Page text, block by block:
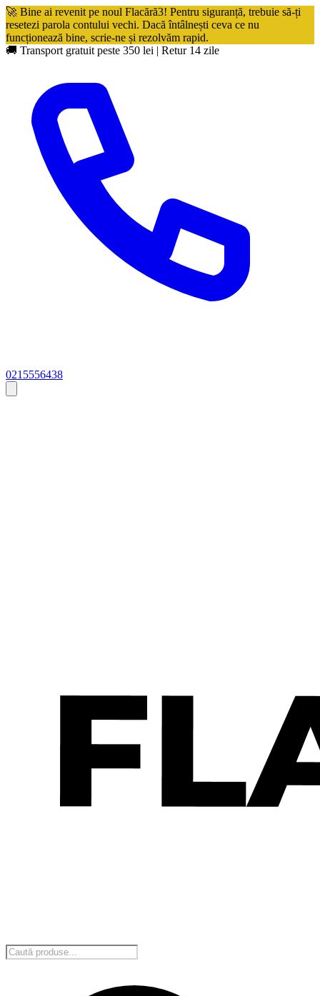
🚀 Bine ai revenit pe noul Flacără3! Pentru siguranță, trebuie să-ți
resetezi parola contului vechi. Dacă întâlnești ceva ce nu
funcționează bine, scrie-ne și rezolvăm rapid.
🚚 Transport gratuit peste 350 lei | Retur 14 zile
0215556438